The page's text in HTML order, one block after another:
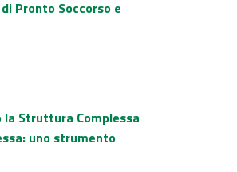
Pronto Soccorso e
Struttura Complessa
uno strumento